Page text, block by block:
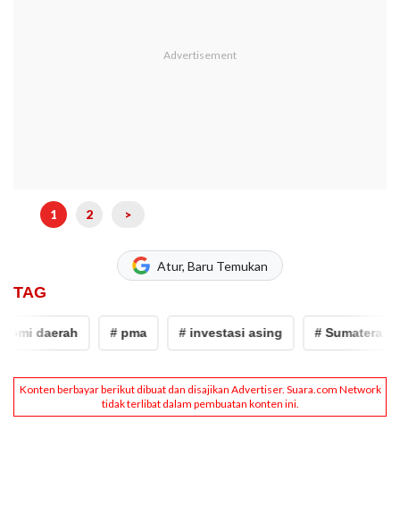
1 2 >
Atur, Baru Temukan
TAG
# pma # investasi asing # Sumatera Selatan